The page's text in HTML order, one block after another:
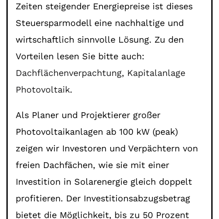
Zeiten steigender Energiepreise ist dieses
Steuersparmodell eine nachhaltige und
wirtschaftlich sinnvolle Lösung. Zu den
Vorteilen lesen Sie bitte auch:
Dachflächenverpachtung, Kapitalanlage
Photovoltaik.
Als Planer und Projektierer großer
Photovoltaikanlagen ab 100 kW (peak)
zeigen wir Investoren und Verpächtern von
freien Dachfächen, wie sie mit einer
Investition in Solarenergie gleich doppelt
profitieren. Der Investitionsabzugsbetrag
bietet die Möglichkeit, bis zu 50 Prozent